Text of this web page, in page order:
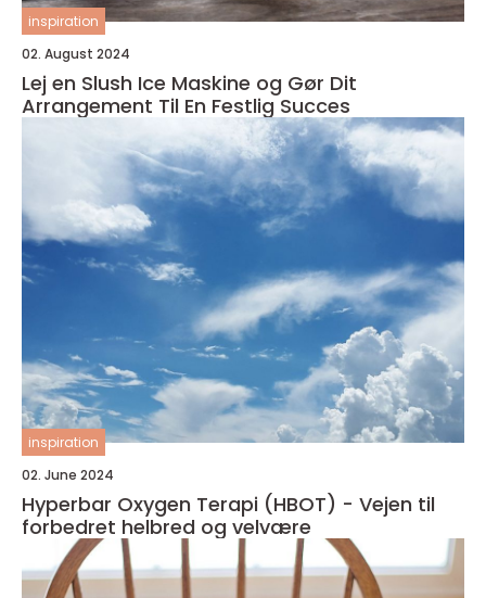
inspiration
02. August 2024
Lej en Slush Ice Maskine og Gør Dit
Arrangement Til En Festlig Succes
inspiration
02. June 2024
Hyperbar Oxygen Terapi (HBOT) - Vejen til
forbedret helbred og velvære